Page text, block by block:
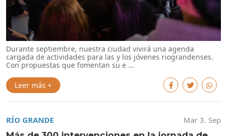
Durante septiembre, nuestra ciudad vivirá una agenda
cargada de actividades para las y los jóvenes riograndenses.
Con propuestas que fomentan su e ...
Leer más +
RÍO GRANDE
Mar 3. Sep